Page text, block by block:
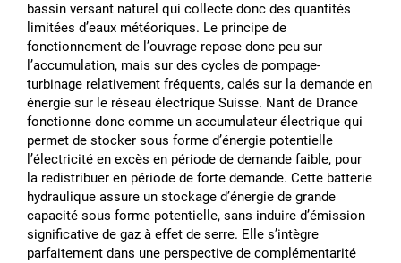
bassin versant naturel qui collecte donc des quantités
limitées dʼeaux météoriques. Le principe de
fonctionnement de lʼouvrage repose donc peu sur
lʼaccumulation, mais sur des cycles de pompage-
turbinage relativement fréquents, calés sur la demande en
énergie sur le réseau électrique Suisse. Nant de Drance
fonctionne donc comme un accumulateur électrique qui
permet de stocker sous forme dʼénergie potentielle
lʼélectricité en excès en période de demande faible, pour
la redistribuer en période de forte demande. Cette batterie
hydraulique assure un stockage dʼénergie de grande
capacité sous forme potentielle, sans induire dʼémission
significative de gaz à effet de serre. Elle sʼintègre
parfaitement dans une perspective de complémentarité